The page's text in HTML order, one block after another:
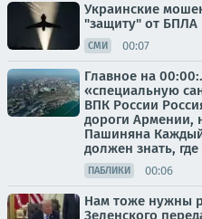
Украинские
"защиту" от БПЛА
СМИ 00:07
Главное на
«специальную
ВПК России
дороги Армении,
Пашиняна
должен знать, где
ПАБЛИКИ 00:06
Нам тоже нужны
Зеленского